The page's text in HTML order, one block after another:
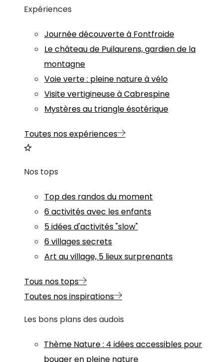
Expériences
Journée découverte à Fontfroide
Le château de Puilaurens, gardien de la
montagne
Voie verte : pleine nature à vélo
Visite vertigineuse à Cabrespine
Mystères au triangle ésotérique
Toutes nos expériences
Nos tops
Top des randos du moment
6 activités avec les enfants
5 idées d'activités "slow"
6 villages secrets
Art au village, 5 lieux surprenants
Tous nos tops
Toutes nos inspirations
Les bons plans des audois
Thème Nature: 4 idées accessibles pour
bouger en pleine nature